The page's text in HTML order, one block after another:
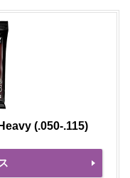
(.050-.115)